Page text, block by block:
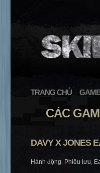
TRANG CHỦ
CÁC
DAVY X JONES
Hành động, Phiêu lưu,